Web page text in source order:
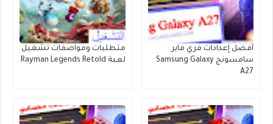
أفضل إعدادات فري فاير
سامسونج Samsung Galaxy
A27
متطلبات ومواصفات تشغيل
لعبة Rayman Legends Retold